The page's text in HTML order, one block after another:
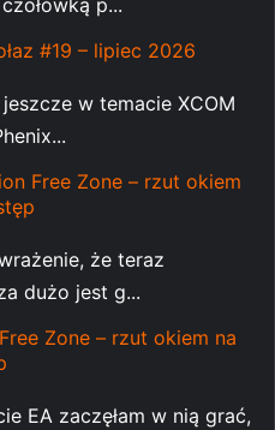
p...
#19 – lipiec 2026
w temacie XCOM
Free Zone – rzut okiem
że teraz
dużo jest g...
Zone – rzut okiem na
EA zaczęłam w nią grać,